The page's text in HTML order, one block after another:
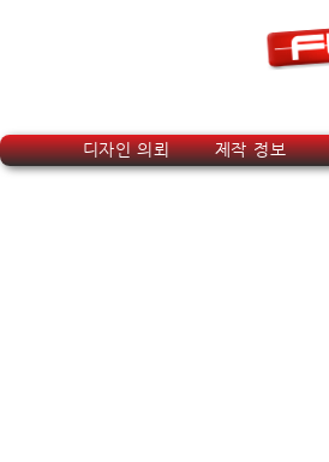
디자인 의뢰 제작 정보